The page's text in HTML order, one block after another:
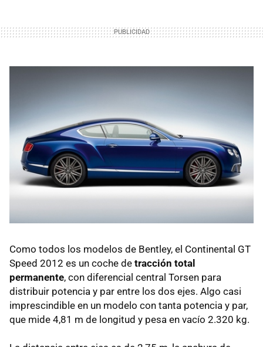
Como todos los modelos de Bentley, el Continental GT
Speed 2012 es un coche de tracción total
permanente, con diferencial central Torsen para
distribuir potencia y par entre los dos ejes. Algo casi
imprescindible en un modelo con tanta potencia y par,
que mide 4,81 m de longitud y pesa en vacío 2.320 kg.